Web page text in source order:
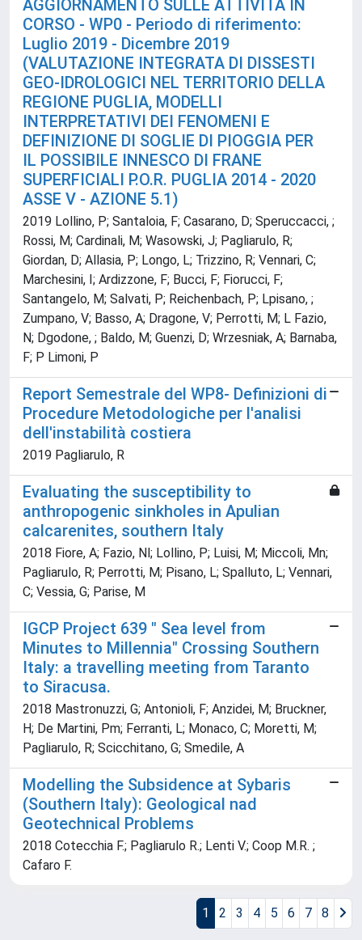
AGGIORNAMENTO SULLE ATTIVITÁ IN
CORSO - WP0 - Periodo di riferimento:
Luglio 2019 - Dicembre 2019
(VALUTAZIONE INTEGRATA DI DISSESTI
GEO-IDROLOGICI NEL TERRITORIO DELLA
REGIONE PUGLIA, MODELLI
INTERPRETATIVI DEI FENOMENI E
DEFINIZIONE DI SOGLIE DI PIOGGIA PER
IL POSSIBILE INNESCO DI FRANE
SUPERFICIALI P.O.R. PUGLIA 2014 - 2020
ASSE V - AZIONE 5.1)
2019 Lollino, P; Santaloia, F; Casarano, D; Speruccacci, ;
Rossi, M; Cardinali, M; Wasowski, J; Pagliarulo, R;
Giordan, D; Allasia, P; Longo, L; Trizzino, R; Vennari, C;
Marchesini, I; Ardizzone, F; Bucci, F; Fiorucci, F;
Santangelo, M; Salvati, P; Reichenbach, P; Lpisano, ;
Zumpano, V; Basso, A; Dragone, V; Perrotti, M; L Fazio,
N; Dgodone, ; Baldo, M; Guenzi, D; Wrzesniak, A; Barnaba,
F; P Limoni, P
Report Semestrale del WP8- Definizioni di
Procedure Metodologiche per l'analisi
dell'instabilità costiera
2019 Pagliarulo, R
Evaluating the susceptibility to
anthropogenic sinkholes in Apulian
calcarenites, southern Italy
2018 Fiore, A; Fazio, Nl; Lollino, P; Luisi, M; Miccoli, Mn;
Pagliarulo, R; Perrotti, M; Pisano, L; Spalluto, L; Vennari,
C; Vessia, G; Parise, M
IGCP Project 639 " Sea level from
Minutes to Millennia" Crossing Southern
Italy: a travelling meeting from Taranto
to Siracusa.
2018 Mastronuzzi, G; Antonioli, F; Anzidei, M; Bruckner,
H; De Martini, Pm; Ferranti, L; Monaco, C; Moretti, M;
Pagliarulo, R; Scicchitano, G; Smedile, A
Modelling the Subsidence at Sybaris
(Southern Italy): Geological nad
Geotechnical Problems
2018 Cotecchia F.; Pagliarulo R.; Lenti V.; Coop M.R. ;
Cafaro F.
1 2 3 4 5 6 7 8